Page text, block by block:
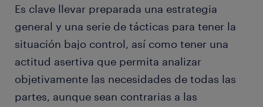
Es clave llevar preparada una estrategia
general y una serie de tácticas para tener la
situación bajo control, así como tener una
actitud asertiva que permita analizar
objetivamente las necesidades de todas las
partes, aunque sean contrarias a las